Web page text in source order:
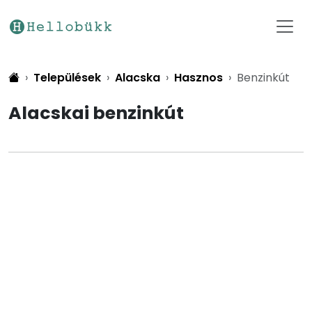
Települések Alacska Hasznos Benzinkút
Alacskai benzinkút